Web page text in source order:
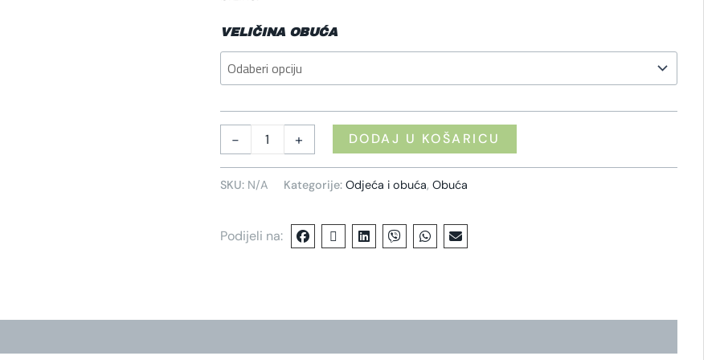
VELIČINA OBUĆA
- + DODAJ U KOŠARICU
SKU: N/A Kategorije: Odjeća i obuća, Obuća
Podijeli na: